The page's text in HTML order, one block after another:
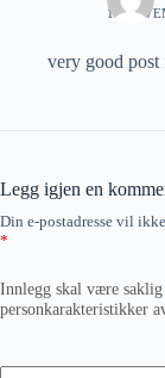
15
very good
Legg igjen en
Din e-postadresse vil
*
Innlegg skal være saklig
personkarakteristikker